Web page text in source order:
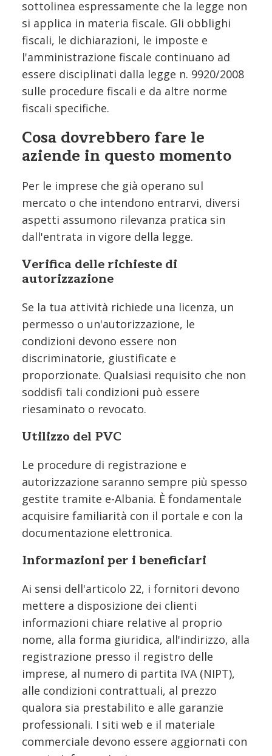
sottolinea espressamente che la legge non
si applica in materia fiscale. Gli obblighi
fiscali, le dichiarazioni, le imposte e
l'amministrazione fiscale continuano ad
essere disciplinati dalla legge n. 9920/2008
sulle procedure fiscali e da altre norme
fiscali specifiche.
Cosa dovrebbero fare le
aziende in questo momento
Per le imprese che già operano sul
mercato o che intendono entrarvi, diversi
aspetti assumono rilevanza pratica sin
dall'entrata in vigore della legge.
Verifica delle richieste di
autorizzazione
Se la tua attività richiede una licenza, un
permesso o un'autorizzazione, le
condizioni devono essere non
discriminatorie, giustificate e
proporzionate. Qualsiasi requisito che non
soddisfi tali condizioni può essere
riesaminato o revocato.
Utilizzo del PVC
Le procedure di registrazione e
autorizzazione saranno sempre più spesso
gestite tramite e-Albania. È fondamentale
acquisire familiarità con il portale e con la
documentazione elettronica.
Informazioni per i beneficiari
Ai sensi dell'articolo 22, i fornitori devono
mettere a disposizione dei clienti
informazioni chiare relative al proprio
nome, alla forma giuridica, all'indirizzo, alla
registrazione presso il registro delle
imprese, al numero di partita IVA (NIPT),
alle condizioni contrattuali, al prezzo
qualora sia prestabilito e alle garanzie
professionali. I siti web e il materiale
commerciale devono essere aggiornati con